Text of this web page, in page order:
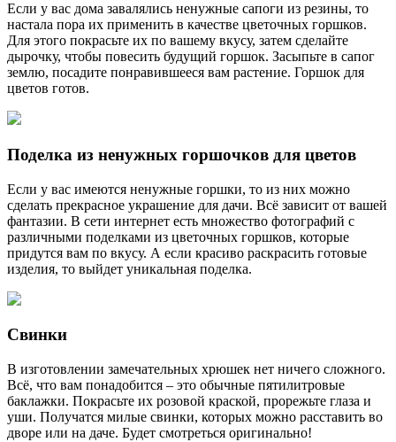
Если у вас дома завалялись ненужные сапоги из резины, то
настала пора их применить в качестве цветочных горшков.
Для этого покрасьте их по вашему вкусу, затем сделайте
дырочку, чтобы повесить будущий горшок. Засыпьте в сапог
землю, посадите понравившееся вам растение. Горшок для
цветов готов.
Поделка из ненужных горшочков для цветов
Если у вас имеются ненужные горшки, то из них можно
сделать прекрасное украшение для дачи. Всё зависит от вашей
фантазии. В сети интернет есть множество фотографий с
различными поделками из цветочных горшков, которые
придутся вам по вкусу. А если красиво раскрасить готовые
изделия, то выйдет уникальная поделка.
Свинки
В изготовлении замечательных хрюшек нет ничего сложного.
Всё, что вам понадобится – это обычные пятилитровые
баклажки. Покрасьте их розовой краской, прорежьте глаза и
уши. Получатся милые свинки, которых можно расставить во
дворе или на даче. Будет смотреться оригинально!